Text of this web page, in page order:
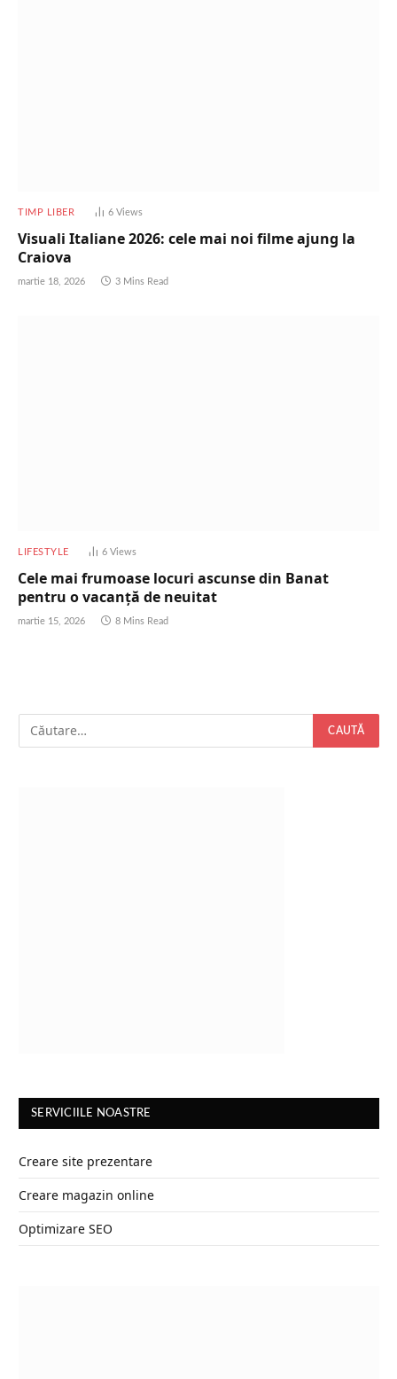
TIMP LIBER 6 Views
Visuali Italiane 2026: cele mai noi filme ajung la
Craiova
martie 18, 2026 3 Mins Read
LIFESTYLE 6 Views
Cele mai frumoase locuri ascunse din Banat
pentru o vacanță de neuitat
martie 15, 2026 8 Mins Read
SERVICIILE NOASTRE
Creare site prezentare
Creare magazin online
Optimizare SEO